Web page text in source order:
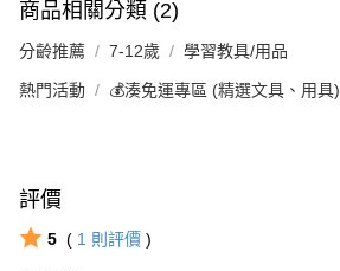
商品相關分類 (2)
分齡推薦 7-12歲 學習教具/用品
熱門活動 💰湊免運專區 (精選文具、用具)
評價
5 ( 1 則評價 )